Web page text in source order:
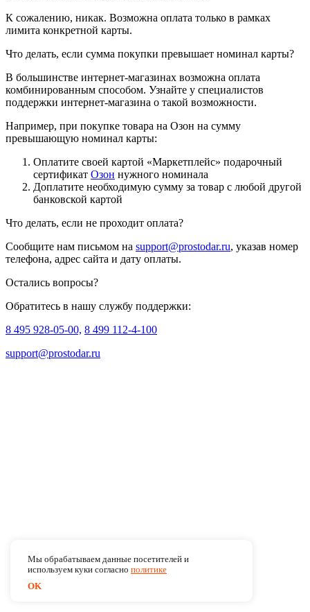
К сожалению, никак. Возможна оплата только в рамках
лимита конкретной карты.
Что делать, если сумма покупки превышает номинал карты?
В большинстве интернет-магазинах возможна оплата
комбинированным способом. Узнайте у специалистов
поддержки интернет-магазина о такой возможности.
Например, при покупке товара на Озон на сумму
превышающую номинал карты:
Оплатите своей картой «Маркетплейс» подарочный
сертификат Озон нужного номинала
Доплатите необходимую сумму за товар с любой другой
банковской картой
Что делать, если не проходит оплата?
Сообщите нам письмом на support@prostodar.ru, указав номер
телефона, адрес сайта и дату оплаты.
Остались вопросы?
Обратитесь в нашу службу поддержки:
8 495 928-05-00, 8 499 112-4-100
support@prostodar.ru
Мы обрабатываем данные посетителей и
используем куки согласно политике
OK